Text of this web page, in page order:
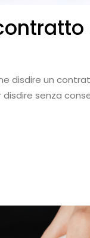
disdire un
senza